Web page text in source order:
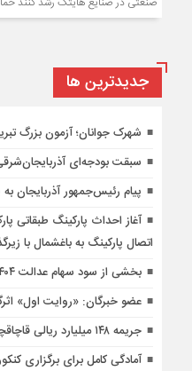
جديدترين ها
شهرک جوانان؛ آزمون بزرگ تبریز برای
سبقت بودجه‌ای
پیام رئیس‌جمهور آذربایجان
اتصال پارکینگ به باغشمال با
بخشی از سود سهام عدالت ۱۴۰۴ تا هفته دولت واریز می‌شود
عضو خبرگان: «روایت اول»
جریمه ۱۴۸ میلیارد ریالی قاچاقچیان شمش نقره در شبستر